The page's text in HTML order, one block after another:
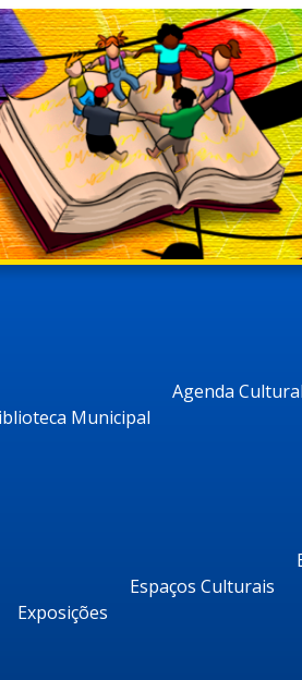
Agenda Cultural
Municipal
Espaços Culturais
Exposições